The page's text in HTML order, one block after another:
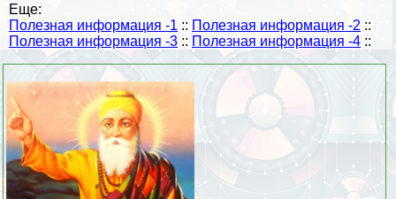
Еще:
Полезная информация -1 :: Полезная информация -2 ::
Полезная информация -3 :: Полезная информация -4 ::